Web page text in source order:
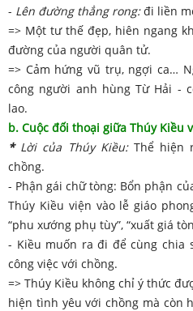
- Lên đường thẳng rong:đi liền
=> Một tư thế đẹp, hiên ngang
đường của người quân tử.
=> Cảm hứng vũ trụ, ngợi ca…
công người anh hùng Từ Hải -
lao.
b. Cuộc đối thoại giữa Thúy Kiều
*Lời của Thúy Kiều:Thể hiện
chồng.
- Phận gái chữ tòng: Bổn phận
Thúy Kiều viện vào lễ giáo
“phu xướng phụ tùy”, “xuất giá
- Kiều muốn ra đi để cùng chia
công việc với chồng.
=> Thúy Kiều không chỉ ý thức
hiện tình yêu với chồng mà còn